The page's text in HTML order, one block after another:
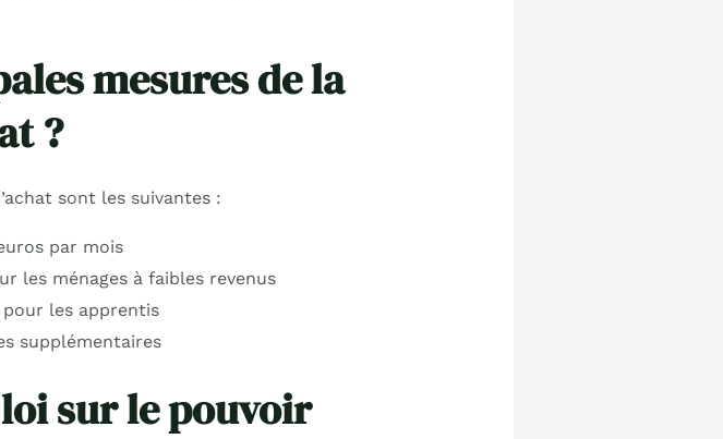
mesures de la
?
sont les suivantes :
par mois
les ménages à faibles revenus
pour les apprentis
supplémentaires
sur le pouvoir